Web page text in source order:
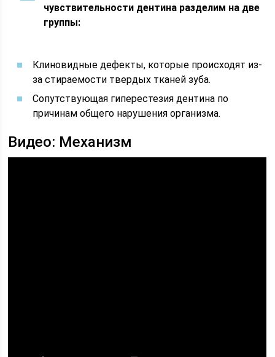
чувствительности дентина разделим на две
группы:
Клиновидные дефекты, которые происходят из-
за стираемости твердых тканей зуба.
Сопутствующая гиперестезия дентина по
причинам общего нарушения организма.
Видео: Механизм